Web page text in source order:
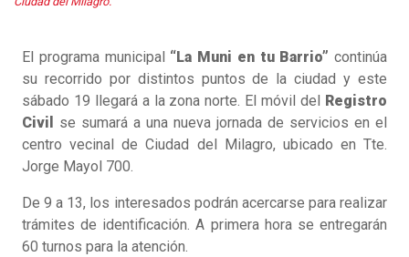
El programa municipal “La Muni en tu Barrio” continúa
su recorrido por distintos puntos de la ciudad y este
sábado 19 llegará a la zona norte. El móvil del Registro
Civil
se sumará a una nueva jornada de servicios en el
centro vecinal de Ciudad del Milagro, ubicado en Tte.
Jorge Mayol 700.
De 9 a 13, los interesados podrán acercarse para realizar
trámites de identificación. A primera hora se entregarán
60 turnos para la atención.